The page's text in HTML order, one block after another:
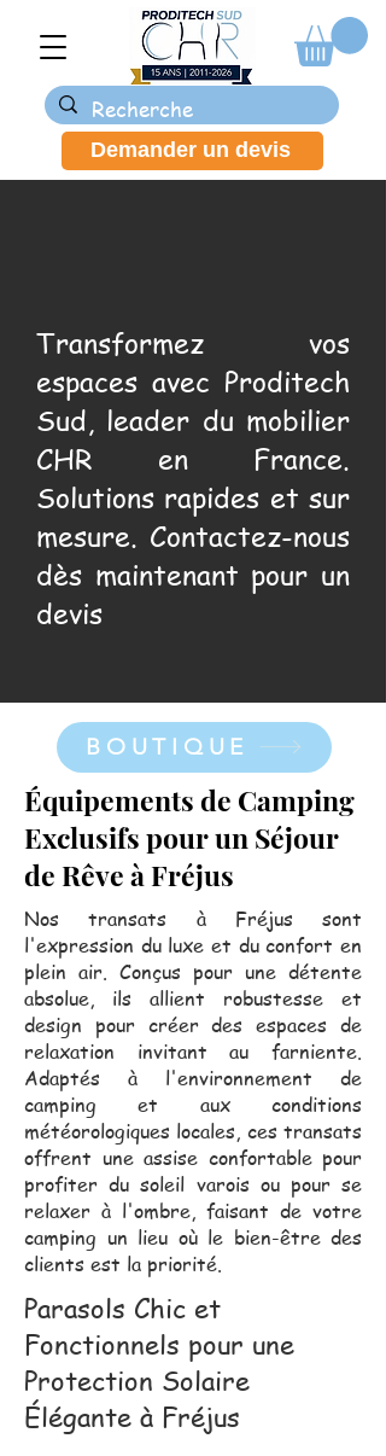
Demander un devis
Transformez vos
espaces avec Proditech
Sud, leader du mobilier
CHR en France.
Solutions rapides et sur
mesure. Contactez-nous
dès maintenant pour un
devis
BOUTIQUE
Équipements de Camping
Exclusifs pour un Séjour
de Rêve à Fréjus
Nos transats à Fréjus sont
l'expression du luxe et du confort en
plein air. Conçus pour une détente
absolue, ils allient robustesse et
design pour créer des espaces de
relaxation invitant au farniente.
Adaptés à l'environnement de
camping et aux conditions
météorologiques locales, ces transats
offrent une assise confortable pour
profiter du soleil varois ou pour se
relaxer à l'ombre, faisant de votre
camping un lieu où le bien-être des
clients est la priorité.
Parasols Chic et
Fonctionnels pour une
Protection Solaire
Élégante à Fréjus